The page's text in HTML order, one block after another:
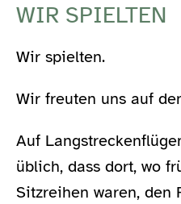
WIR SPIELTEN
Wir spielten.
Wir freuten uns auf
Auf
üblich, dass dort, wo
Sitzreihen waren, den